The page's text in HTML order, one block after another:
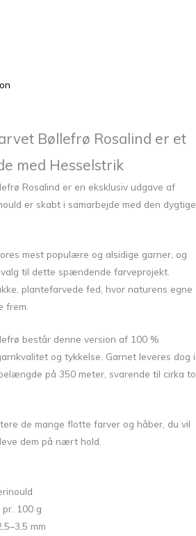
Bøllefrø Rosalind er et
med Hesselstrik
Rosalind er en eksklusiv udgave af
er skabt i samarbejde med den dygtige
mest populære og alsidige garner, og
til dette spændende farveprojekt.
plantefarvede fed, hvor naturens egne
frem.
består denne version af 100 %
og tykkelse. Garnet leveres dog i
på 350 meter, svarende til cirka to
de mange flotte farver og håber, du vil
dem på nært hold.
100 g
mm